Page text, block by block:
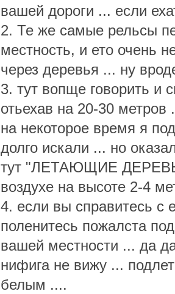
вашей дороги ... если
2. Те же самые рельсы
местность, и ето очень
через деревья ... ну
3. тут вопще говорить и
отьехав на 20-30
на некоторое время я
долго искали ... но
тут "ЛЕТАЮЩИЕ
воздухе на высоте 2-4
4. если вы справитесь с
поленитесь пожалста
вашей местности ... да
нифига не вижу ...
белым ....